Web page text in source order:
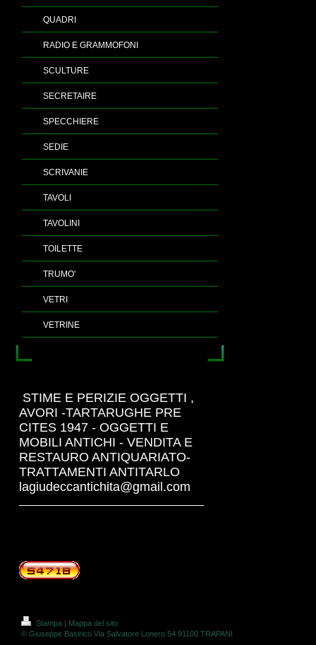
QUADRI
RADIO E GRAMMOFONI
SCULTURE
SECRETAIRE
SPECCHIERE
SEDIE
SCRIVANIE
TAVOLI
TAVOLINI
TOILETTE
TRUMO'
VETRI
VETRINE
STIME E PERIZIE OGGETTI ,
AVORI -TARTARUGHE PRE
CITES 1947 - OGGETTI E
MOBILI ANTICHI - VENDITA E
RESTAURO ANTIQUARIATO-
TRATTAMENTI ANTITARLO
lagiudeccantichita@gmail.com
Stampa | Mappa del sito
© Giuseppe Basirico Via Salvatore Lonero 54 91100 TRAPANI